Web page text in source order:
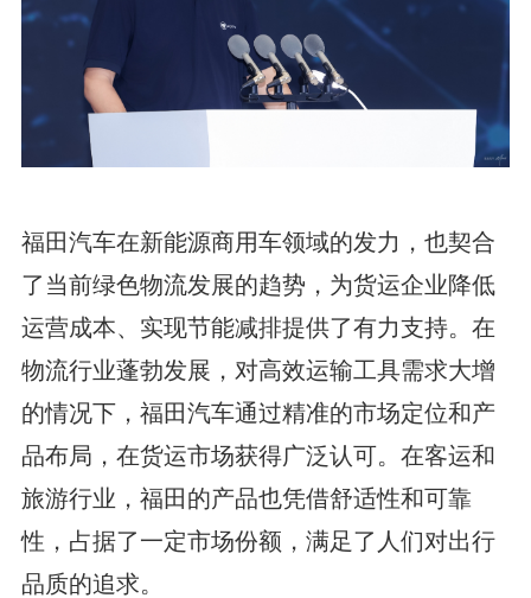
福田汽车在新能源商用车领域的发力，也契合
了当前绿色物流发展的趋势，为货运企业降低
运营成本、实现节能减排提供了有力支持。在
物流行业蓬勃发展，对高效运输工具需求大增
的情况下，福田汽车通过精准的市场定位和产
品布局，在货运市场获得广泛认可。在客运和
旅游行业，福田的产品也凭借舒适性和可靠
性，占据了一定市场份额，满足了人们对出行
品质的追求。